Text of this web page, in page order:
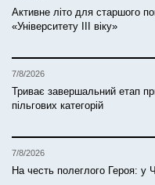
Активне літо для старшого
«Університету ІІІ віку»
7/8/2026
Триває завершальний етап
пільгових категорій
7/8/2026
На честь полеглого Героя: